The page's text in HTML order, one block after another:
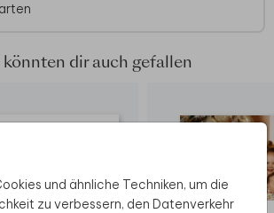
und ähnliche Techniken, um die
zu verbessern, den Datenverkehr
im Briefkasten zaubert dem
können 1-3mm
so groß wie möglich, damit
Unterschied nicht auffällt.
dir auch gefallen